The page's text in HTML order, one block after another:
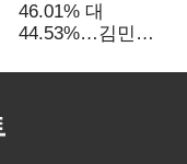
46.01% 대
44.53%…김민석·
'초박빙'(종합)